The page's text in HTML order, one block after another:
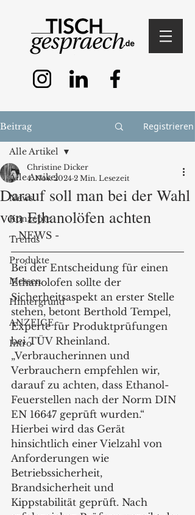
Beitrag Registrieren
Alle Artikel
News
Konzepte
Trends
Produkte
Messen
Hintergrund
ANZEIGE
Intro
Alle Artikel
Darauf soll man bei der Wahl
von Ethanolöfen achten
Christine Dicker
4. Nov. 2024 2 Min. Lesezeit
- NEWS -
Bei der Entscheidung für einen
Ethanolofen sollte der
Sicherheitsaspekt an erster Stelle
stehen, betont Berthold Tempel,
Experte für Produktprüfungen
bei TÜV Rheinland.
„Verbraucherinnen und
Verbrauchern empfehlen wir,
darauf zu achten, dass Ethanol-
Feuerstellen nach der Norm DIN
EN 16647 geprüft wurden.“
Hierbei wird das Gerät
hinsichtlich einer Vielzahl von
Anforderungen wie
Betriebssicherheit,
Brandsicherheit und
Kippstabilität geprüft. Nach